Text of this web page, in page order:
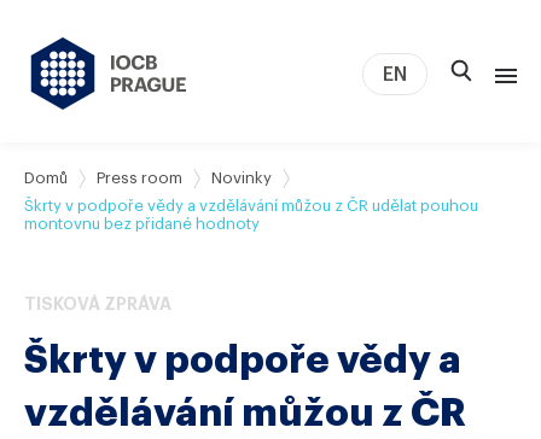
O nás
Výzkum
Tech transfer
Kontakt
EN
Domů Press room
Novinky
Škrty v podpoře vědy a vzdělávání můžou z ČR udělat pouhou
montovnu bez přidané hodnoty
TISKOVÁ ZPRÁVA
Škrty v podpoře vědy a
vzdělávání můžou z ČR